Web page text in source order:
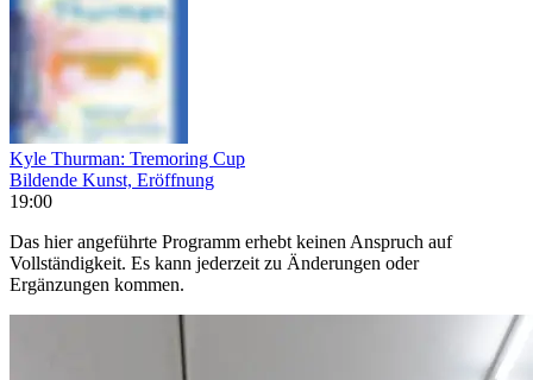
Kyle Thurman: Tremoring Cup
Bildende Kunst, Eröffnung
19:00
Das hier angeführte Programm erhebt keinen Anspruch auf
Vollständigkeit. Es kann jederzeit zu Änderungen oder
Ergänzungen kommen.